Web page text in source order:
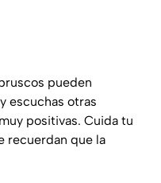
pueden
escuchas otras
positivas. Cuida tu
recuerdan que la